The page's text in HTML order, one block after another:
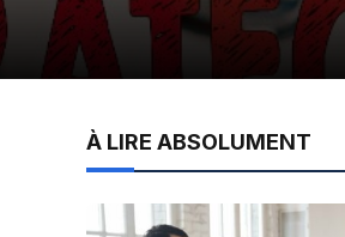
À LIRE ABSOLUMENT